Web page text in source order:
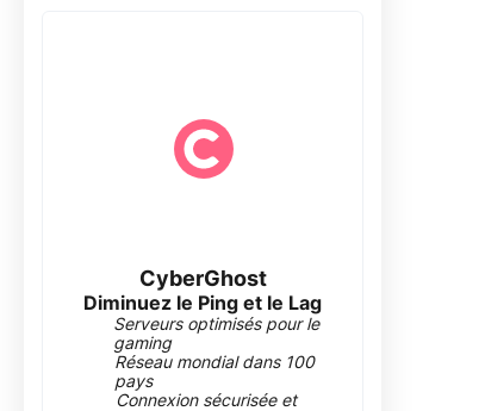
CyberGhost
Diminuez le Ping et le Lag
Serveurs optimisés pour le
gaming
Réseau mondial dans 100
pays
Connexion sécurisée et